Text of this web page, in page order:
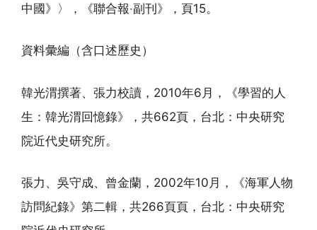
中國》〉，《聯合報‧副刊》，頁15。
資料彙編（含口述歷史）
韓光渭撰著、張力校讀，2010年6月，《學習的人
生：韓光渭回憶錄》，共662頁，台北：中央研究
院近代史研究所。
張力、吳守成、曾金蘭，2002年10月，《海軍人物
訪問紀錄》第二輯，共266頁頁，台北：中央研究